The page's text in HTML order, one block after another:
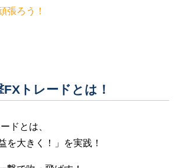
張ろう！
トレードとは！
ドとは、
を大きく！」を実践！